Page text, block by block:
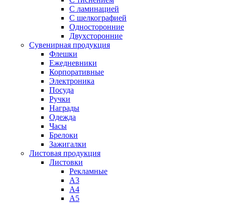
С ламинацией
С шелкографией
Односторонние
Двухсторонние
Сувенирная продукция
Флешки
Ежедневники
Корпоративные
Электроника
Посуда
Ручки
Награды
Одежда
Часы
Брелоки
Зажигалки
Листовая продукция
Листовки
Рекламные
А3
А4
А5